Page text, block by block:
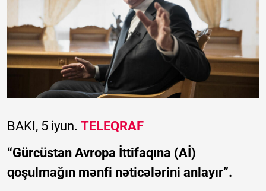
BAKI, 5 iyun. TELEQRAF
“Gürcüstan Avropa İttifaqına (Aİ)
qoşulmağın mənfi nəticələrini anlayır”.